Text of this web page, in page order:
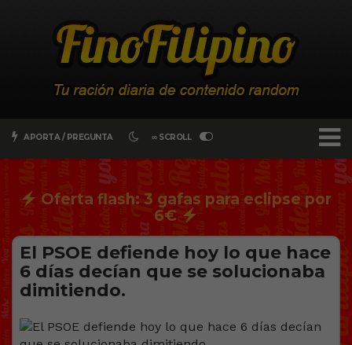
APORTA / PREGUNTA ∞ SCROLL
Oferta flash: 3 gafas para eclipse por
6€
El PSOE defiende hoy lo que hace
6 días decían que se solucionaba
dimitiendo.